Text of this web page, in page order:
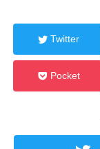
Twitter
Pocket